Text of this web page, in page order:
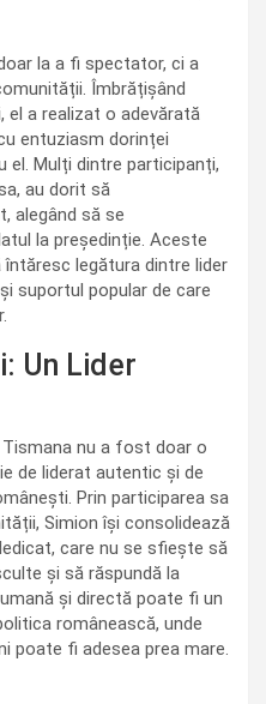
la a fi spectator, ci a
Îmbrățișând
el a realizat o adevărată
entuziasm dorinței
el. Mulți dintre participanți,
au dorit să
alegând să se
la președinție. Aceste
legătura dintre lider
suportul popular de care
Un Lider
nu a fost doar o
de liderat autentic și de
Prin participarea sa
Simion își consolidează
care nu se sfiește să
și să răspundă la
și directă poate fi un
românească, unde
poate fi adesea prea mare.